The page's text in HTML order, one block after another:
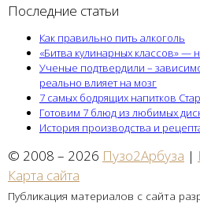
Последние статьи
Как правильно пить алкоголь
«Битва кулинарных классов» —
Ученые подтвердили –
реально влияет на мозг
7 самых бодрящих напитков
Готовим 7 блюд из любимых
История производства и
© 2008 – 2026 Пузо2Арбуза |
Карта сайта
Публикация материалов с сайта